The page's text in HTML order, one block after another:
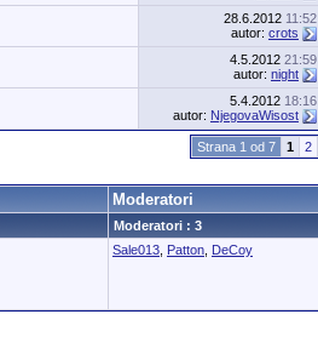
28.6.2012 11:52
autor: crots
4.5.2012 21:59
autor: night
5.4.2012 18:16
autor: NjegovaWisost
Strana 1 od 7 1 2
Moderatori
Moderatori : 3
Sale013, Patton, DeCoy